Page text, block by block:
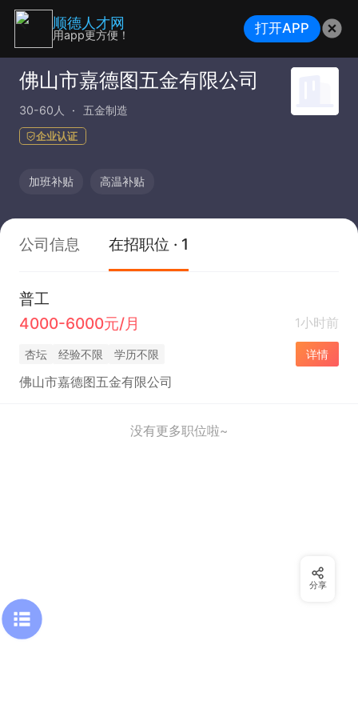
佛山市嘉德图五金有限公司
30-60人 五金制造
企业认证
加班补贴 高温补贴
公司信息 在招职位 · 1
普工
4000-6000元/月
1小时前
杏坛 经验不限 学历不限 详情
佛山市嘉德图五金有限公司
没有更多职位啦~
分享
顺德人才网
用app更方便！ 打开APP